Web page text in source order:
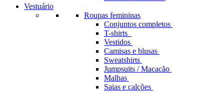
Vestuário
Roupas femininas
Conjuntos completos
T-shirts
Vestidos
Camisas e blusas
Sweatshirts
Jumpsuits / Macacão
Malhas
Saias e calções